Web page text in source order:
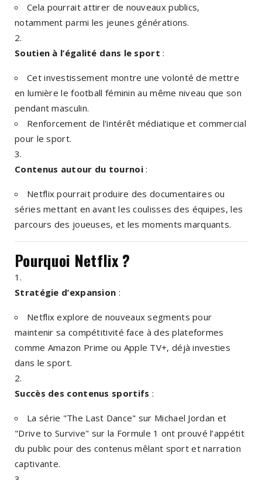
Cela pourrait attirer de nouveaux publics,
notamment parmi les jeunes générations.
Soutien à l’égalité dans le sport :
Cet investissement montre une volonté de mettre
en lumière le football féminin au même niveau que son
pendant masculin.
Renforcement de l'intérêt médiatique et commercial
pour le sport.
Contenus autour du tournoi:
Netflix pourrait produire des documentaires ou
séries mettant en avant les coulisses des équipes, les
parcours des joueuses, et les moments marquants.
Pourquoi Netflix ?
Stratégie d’expansion :
Netflix explore de nouveaux segments pour
maintenir sa compétitivité face à des plateformes
comme Amazon Prime ou Apple TV+, déjà investies
dans le sport.
Succès des contenus sportifs :
La série "The Last Dance" sur Michael Jordan et
"Drive to Survive" sur la Formule 1 ont prouvé l’appétit
du public pour des contenus mêlant sport et narration
captivante.